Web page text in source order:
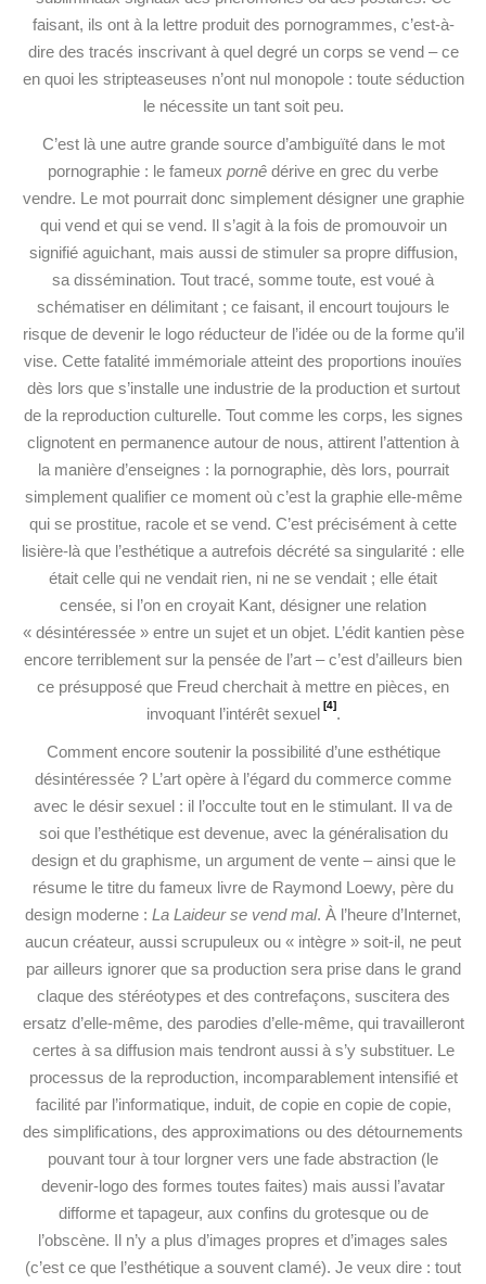
faisant, ils ont à la lettre produit des pornogrammes, c’est-à-
dire des tracés inscrivant à quel degré un corps se vend – ce
en quoi les stripteaseuses n’ont nul monopole : toute séduction
le nécessite un tant soit peu.
C’est là une autre grande source d’ambiguïté dans le mot
pornographie : le fameux pornê dérive en grec du verbe
vendre. Le mot pourrait donc simplement désigner une graphie
qui vend et qui se vend. Il s’agit à la fois de promouvoir un
signifié aguichant, mais aussi de stimuler sa propre diffusion,
sa dissémination. Tout tracé, somme toute, est voué à
schématiser en délimitant ; ce faisant, il encourt toujours le
risque de devenir le logo réducteur de l’idée ou de la forme qu’il
vise. Cette fatalité immémoriale atteint des proportions inouïes
dès lors que s’installe une industrie de la production et surtout
de la reproduction culturelle. Tout comme les corps, les signes
clignotent en permanence autour de nous, attirent l’attention à
la manière d’enseignes : la pornographie, dès lors, pourrait
simplement qualifier ce moment où c’est la graphie elle-même
qui se prostitue, racole et se vend. C’est précisément à cette
lisière-là que l’esthétique a autrefois décrété sa singularité : elle
était celle qui ne vendait rien, ni ne se vendait ; elle était
censée, si l’on en croyait Kant, désigner une relation
« désintéressée » entre un sujet et un objet. L’édit kantien pèse
encore terriblement sur la pensée de l’art – c’est d’ailleurs bien
ce présupposé que Freud cherchait à mettre en pièces, en
invoquant l’intérêt sexuel [4].
Comment encore soutenir la possibilité d’une esthétique
désintéressée ? L’art opère à l’égard du commerce comme
avec le désir sexuel : il l’occulte tout en le stimulant. Il va de
soi que l’esthétique est devenue, avec la généralisation du
design et du graphisme, un argument de vente – ainsi que le
résume le titre du fameux livre de Raymond Loewy, père du
design moderne : La Laideur se vend mal. À l’heure d’Internet,
aucun créateur, aussi scrupuleux ou « intègre » soit-il, ne peut
par ailleurs ignorer que sa production sera prise dans le grand
claque des stéréotypes et des contrefaçons, suscitera des
ersatz d’elle-même, des parodies d’elle-même, qui travailleront
certes à sa diffusion mais tendront aussi à s’y substituer. Le
processus de la reproduction, incomparablement intensifié et
facilité par l’informatique, induit, de copie en copie de copie,
des simplifications, des approximations ou des détournements
pouvant tour à tour lorgner vers une fade abstraction (le
devenir-logo des formes toutes faites) mais aussi l’avatar
difforme et tapageur, aux confins du grotesque ou de
l’obscène. Il n’y a plus d’images propres et d’images sales
(c’est ce que l’esthétique a souvent clamé). Je veux dire : tout